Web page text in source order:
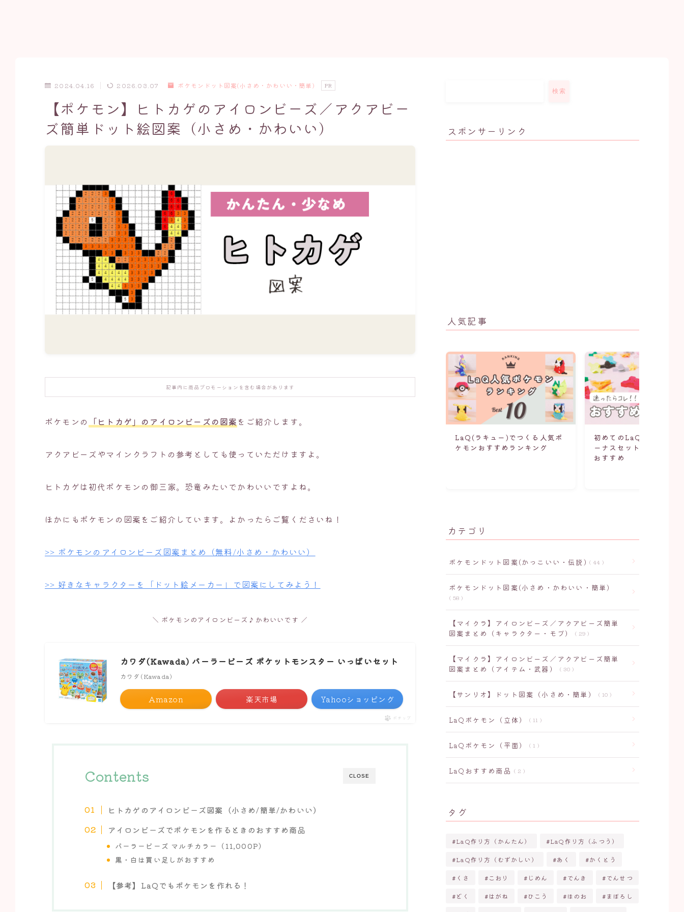
2024.04.16 2026.03.07 ポケモンドット図案(小さめ・かわいい・簡単) PR
【ポケモン】ヒトカゲのアイロンビーズ／アクアビー
ズ簡単ドット絵図案（小さめ・かわいい）
記事内に商品プロモーションを含む場合があります
ポケモンの 「ヒトカゲ」のアイロンビーズの図案をご紹介します。
アクアビーズやマインクラフトの参考としても使っていただけますよ。
ヒトカゲは初代ポケモンの御三家。恐竜みたいでかわいいですよね。
ほかにもポケモンの図案をご紹介しています。よかったらご覧くださいね！
>> ポケモンのアイロンビーズ図案まとめ（無料/小さめ・かわいい）
>> 好きなキャラクターを「ドット絵メーカー」で図案にしてみよう！
＼ ポケモンのアイロンビーズ♪かわいいです ／
カワダ(Kawada) パーラービーズ ポケットモンスター いっぱいセット
カワダ(Kawada)
Amazon 楽天市場 Yahooショッピング
ポチップ
CLOSE
Contents
ヒトカゲのアイロンビーズ図案（小さめ/簡単/かわいい）
アイロンビーズでポケモンを作るときのおすすめ商品
パーラービーズ マルチカラー（11,000P）
黒・白は買い足しがおすすめ
【参考】LaQでもポケモンを作れる！
検索
スポンサーリンク
人気記事
LaQ(ラキュー)でつくる人気ポ
ケモンおすすめランキング
初めてのLaQ(ラキュー)
ーナスセット、ふるさと
おすすめ
カテゴリ
ポケモンドット図案(かっこいい・伝説) 44
ポケモンドット図案(小さめ・かわいい・簡単)
58
【マイクラ】アイロンビーズ／アクアビーズ簡単
図案まとめ（キャラクター・モブ）
29
【マイクラ】アイロンビーズ／アクアビーズ簡単
図案まとめ（アイテム・武器）
30
【サンリオ】ドット図案（小さめ・簡単） 10
LaQポケモン（立体） 11
LaQポケモン（平面） 1
LaQおすすめ商品 2
タグ
LaQ作り方（かんたん） LaQ作り方（ふつう）
LaQ作り方（むずかしい） あく かくとう
くさ こおり じめん でんき でんせつ
どく はがね ひこう ほのお まぼろし